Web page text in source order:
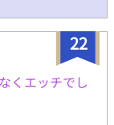
24000字のうち
22
くエッチでし